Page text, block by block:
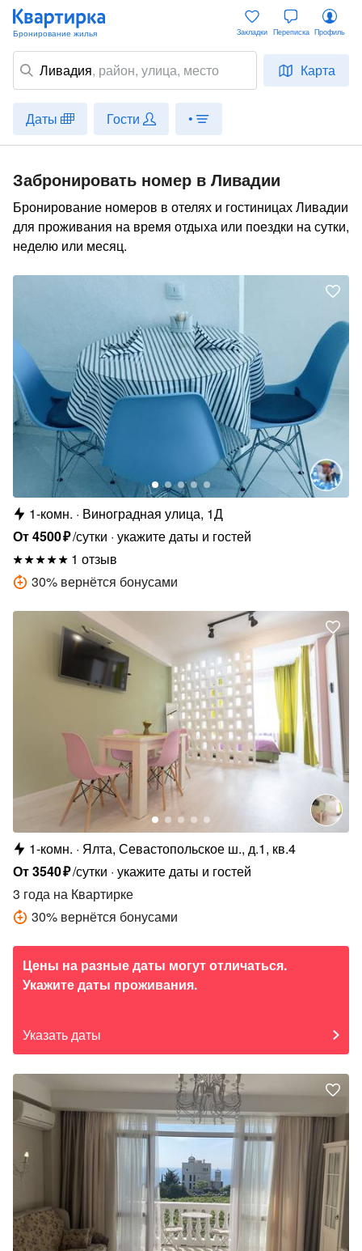
Ливадия, район, улица, место Карта
Закладки Переписка Профиль
Даты Гости •
Забронировать номер в Ливадии
Бронирование номеров в отелях и гостиницах Ливадии
для проживания на время отдыха или поездки на сутки,
неделю или месяц.
1-комн.
Виноградная улица, 1Д
От4500₽/сутки укажите даты и гостей
1 отзыв
30% вернётся бонусами
1-комн.
Ялта, Севастопольское ш., д.1, кв.4
От3540₽/сутки укажите даты и гостей
3 года на Квартирке
30% вернётся бонусами
Цены на разные даты могут отличаться.
Укажите даты проживания.
Указать даты